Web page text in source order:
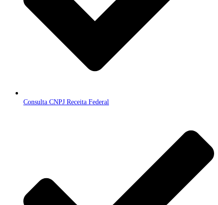
Consulta CNPJ Receita Federal